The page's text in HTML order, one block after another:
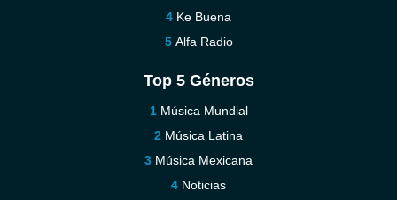
Ke Buena
Alfa Radio
Top 5 Géneros
Música Mundial
Música Latina
Música Mexicana
Noticias